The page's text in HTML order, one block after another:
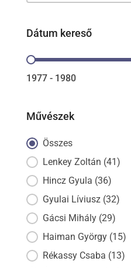
Dátum kereső
Dátum kereső
1977 - 1980
Művészek
Művészek
Összes
Lenkey Zoltán (41)
Hincz Gyula (36)
Gyulai Líviusz (32)
Gácsi Mihály (29)
Haiman György (15)
Rékassy Csaba (13)